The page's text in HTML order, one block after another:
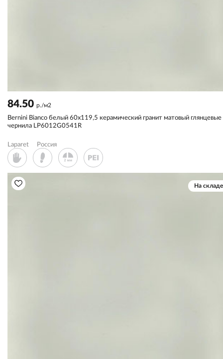
84.50 р./м2
Bernini Bianco белый 60x119,5 керамический гранит матовый глянцевые
чернила LP6012G0541R
Laparet Россия
На складе